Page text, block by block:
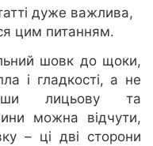
дуже важлива,
цим питанням.
шовк до щоки,
і гладкості, а не
лицьову та
можна відчути,
– ці дві сторони